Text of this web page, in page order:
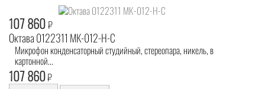
107 860₽
Октава 0122311 МК-012-Н-С
Микрофон конденсаторный студийный, стереопара, никель, в
картонной...
107 860₽